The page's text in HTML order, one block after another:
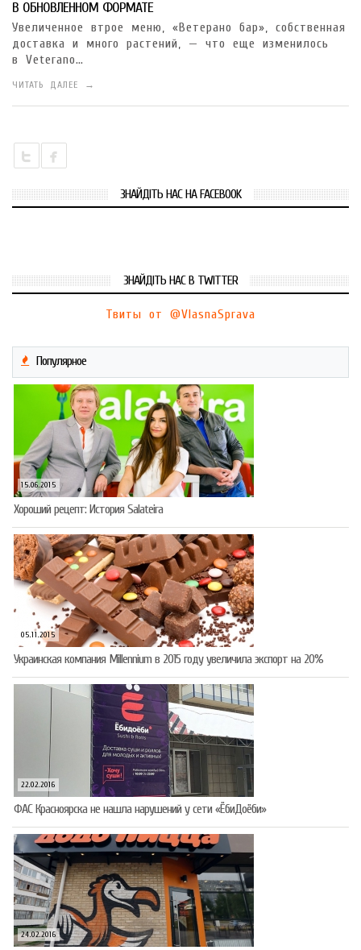
В ОБНОВЛЕННОМ ФОРМАТЕ
Увеличенное втрое меню, «Ветерано бар», собственная
доставка и много растений, — что еще изменилось
в Veterano…
ЧИТАТЬ ДАЛЕЕ →
ЗНАЙДІТЬ НАС НА FACEBOOK
ЗНАЙДІТЬ НАС В TWITTER
Твиты от @VlasnaSprava
Популярное
15.06.2015
Хороший рецепт: История Salateira
05.11.2015
Украинская компания Millennium в 2015 году увеличила экспорт на 20%
22.02.2016
ФАС Красноярска не нашла нарушений у сети «ЁбиДоёби»
24.02.2016